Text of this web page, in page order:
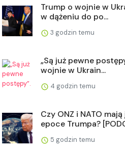
Trump o wojnie w
w dążeniu do po...
3 godzin temu
„Są już pewne
wojnie w Ukrain...
4 godzin temu
Czy ONZ i NATO
epoce Trumpa?
5 godzin temu